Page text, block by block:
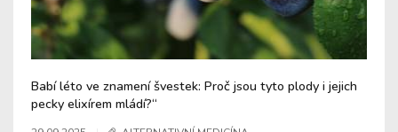
Babí léto ve znamení švestek: Proč jsou tyto plody i jejich
pecky elixírem mládí?“